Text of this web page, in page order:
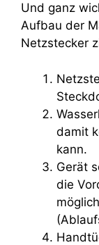
Und ganz
Aufbau der
Netzstecker
damit
kann.
Gerät
die